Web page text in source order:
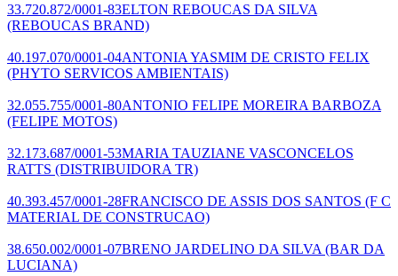
33.720.872/0001-83ELTON REBOUCAS DA SILVA
(REBOUCAS BRAND)
40.197.070/0001-04ANTONIA YASMIM DE CRISTO FELIX
(PHYTO SERVICOS AMBIENTAIS)
32.055.755/0001-80ANTONIO FELIPE MOREIRA BARBOZA
(FELIPE MOTOS)
32.173.687/0001-53MARIA TAUZIANE VASCONCELOS
RATTS (DISTRIBUIDORA TR)
40.393.457/0001-28FRANCISCO DE ASSIS DOS SANTOS (F C
MATERIAL DE CONSTRUCAO)
38.650.002/0001-07BRENO JARDELINO DA SILVA (BAR DA
LUCIANA)